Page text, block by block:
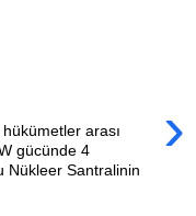
›
arası
gücünde 4
Nükleer Santralinin